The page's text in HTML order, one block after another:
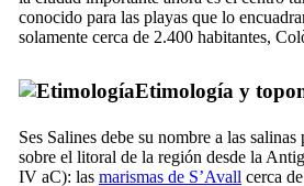
conocido para las playas que lo
solamente cerca de 2.400 habitantes,
Etimología y
Ses Salines debe su nombre a las salinas
sobre el litoral de la región desde la
IV aC): las marismas de S’Avall cerca de